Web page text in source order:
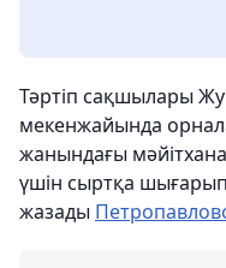
Тәртіп сақшылары
мекенжайында
жанындағы
үшін сыртқа
жазады